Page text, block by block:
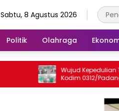
Sabtu, 8 Agustus 2026
Politik Olahraga
Wujud Kepedulian TNI,
Kodim 0312/Padang
Jum’at Berkah untuk